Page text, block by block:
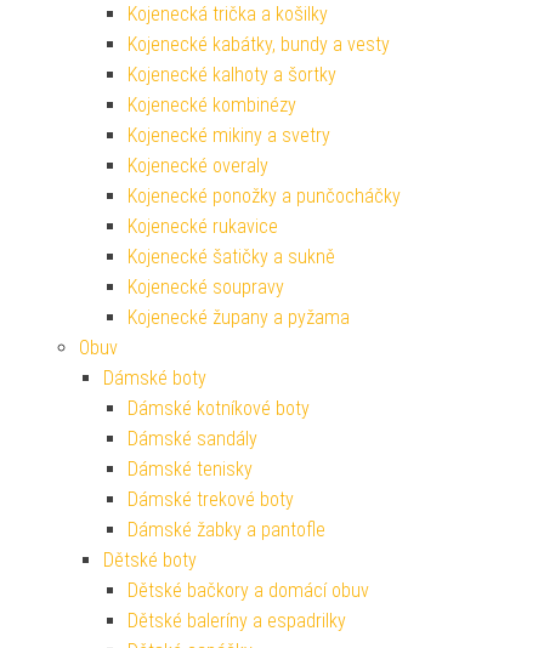
Kojenecká trička a košilky
Kojenecké kabátky, bundy a vesty
Kojenecké kalhoty a šortky
Kojenecké kombinézy
Kojenecké mikiny a svetry
Kojenecké overaly
Kojenecké ponožky a punčocháčky
Kojenecké rukavice
Kojenecké šatičky a sukně
Kojenecké soupravy
Kojenecké župany a pyžama
Obuv
Dámské boty
Dámské kotníkové boty
Dámské sandály
Dámské tenisky
Dámské trekové boty
Dámské žabky a pantofle
Dětské boty
Dětské bačkory a domácí obuv
Dětské baleríny a espadrilky